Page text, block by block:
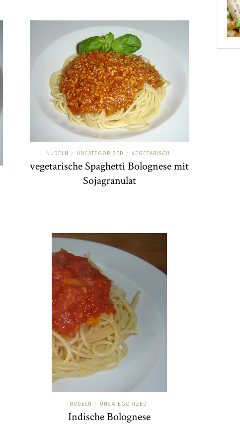
NUDELN / UNCATEGORIZED / VEGETARISCH
vegetarische Spaghetti Bolognese mit
Sojagranulat
NUDELN / UNCATEGORIZED
Indische Bolognese